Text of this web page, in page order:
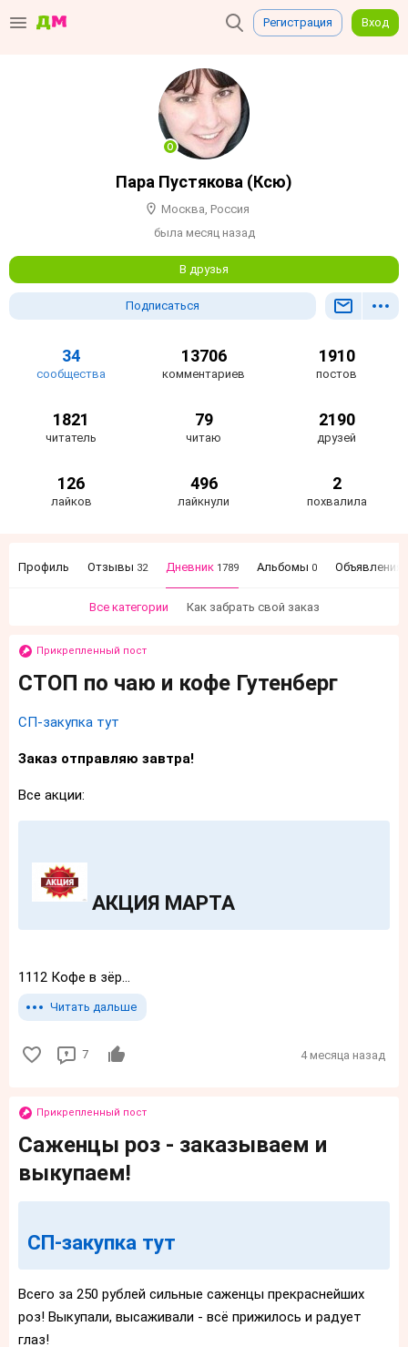
Регистрация Вход
Пара Пустякова (Ксю)
Москва, Россия
была месяц назад
В друзья
Подписаться
34
сообщества
13706
комментариев
1910
постов
1821
читатель
79
читаю
2190
друзей
126
лайков
496
лайкнули
2
похвалила
Профиль Отзывы 32 Дневник 1789 Альбомы 0 Объявления
Все категории Как забрать свой заказ
Прикрепленный пост
СТОП по чаю и кофе Гутенберг
СП-закупка тут
Заказ отправляю завтра!
Все акции:
АКЦИЯ МАРТА
1112 Кофе в зёр...
Читать дальше
7 4 месяца назад
Прикрепленный пост
Саженцы роз - заказываем и
выкупаем!
СП-закупка тут
Всего за 250 рублей сильные саженцы прекраснейших
роз! Выкупали, высаживали - всё прижилось и радует
глаз!